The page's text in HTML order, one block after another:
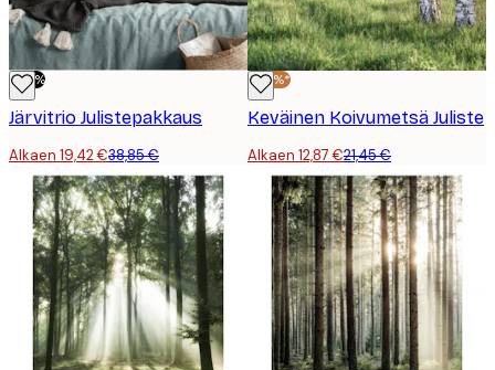
-50%
Järvitrio Julistepakkaus
Alkaen 19,42 €38,85 €
-40%*
Keväinen Koivumetsä Juliste
Alkaen 12,87 €21,45 €